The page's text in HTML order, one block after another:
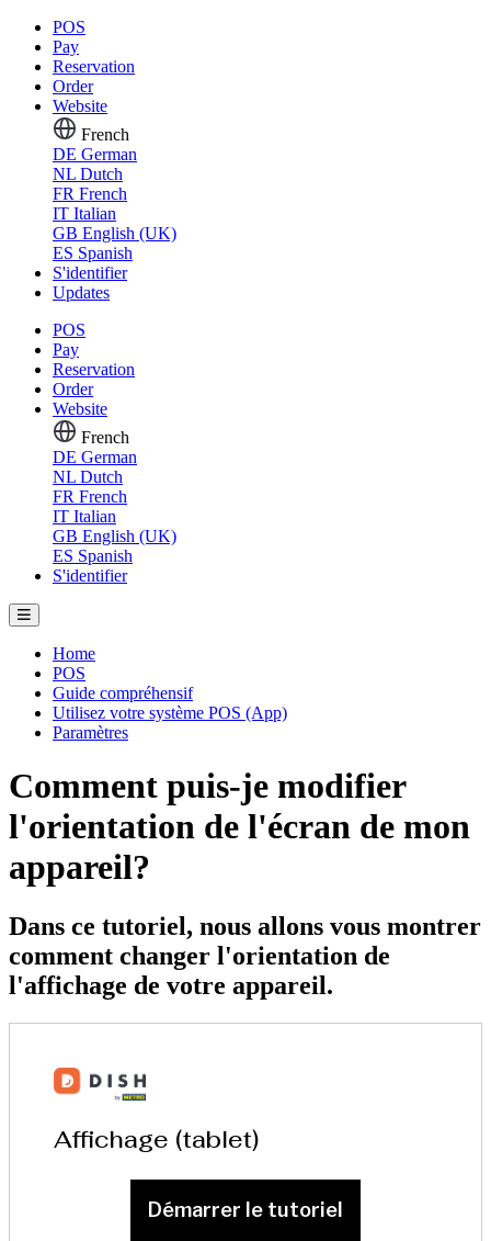
POS
Pay
Reservation
Order
Website
French
DE German
NL Dutch
FR French
IT Italian
GB English (UK)
ES Spanish
S'identifier
Updates
POS
Pay
Reservation
Order
Website
French
DE German
NL Dutch
FR French
IT Italian
GB English (UK)
ES Spanish
S'identifier
Home
POS
Guide compréhensif
Utilisez votre système POS (App)
Paramètres
Comment puis-je modifier
l'orientation de l'écran de mon
appareil?
Dans ce tutoriel, nous allons vous montrer
comment changer l'orientation de
l'affichage de votre appareil.